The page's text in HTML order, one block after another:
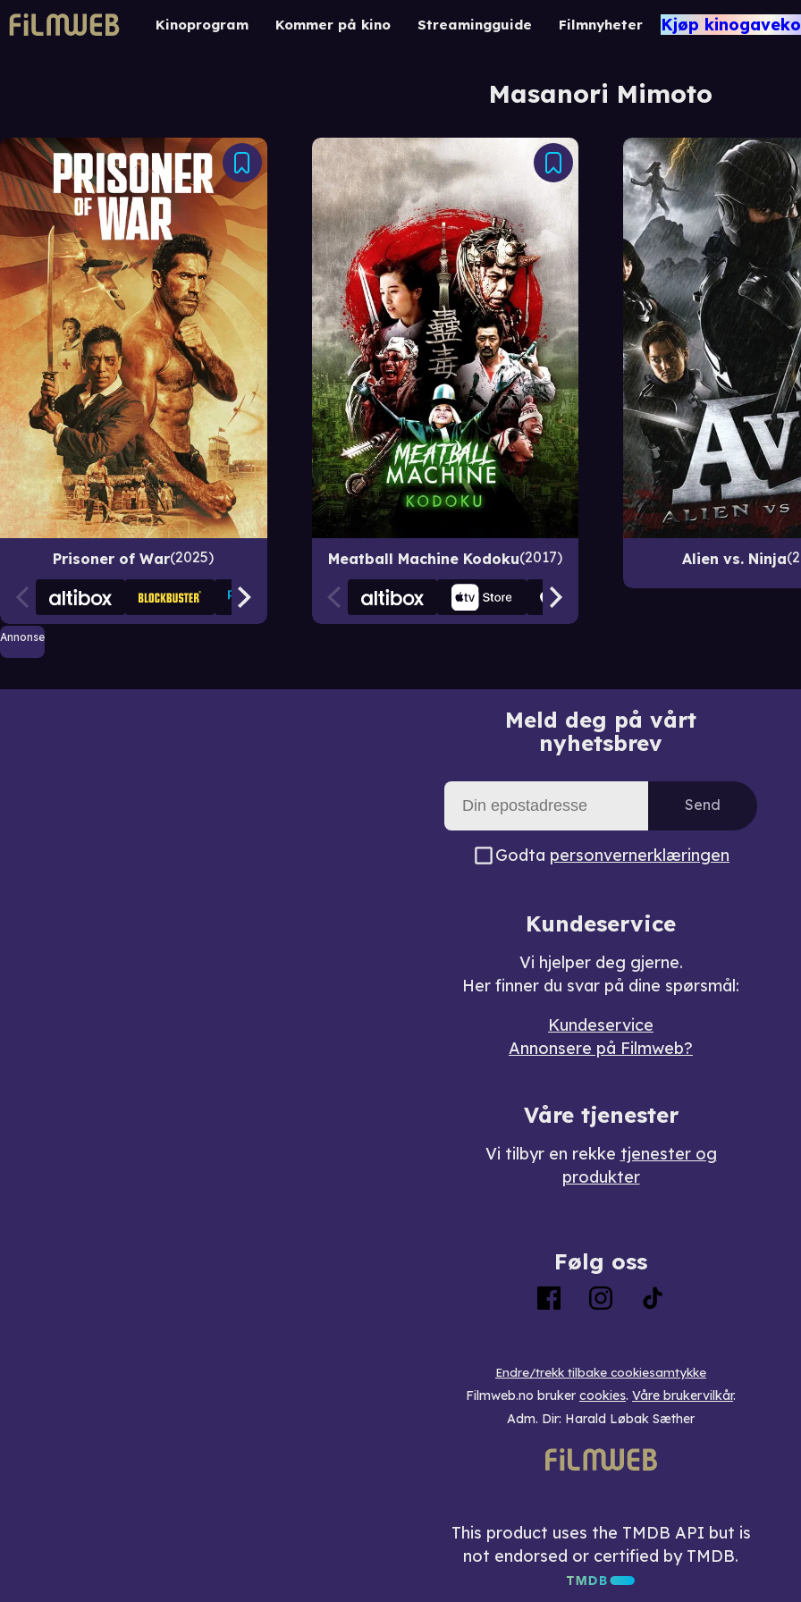
Kinoprogram Kommer på kino Streamingguide Filmnyheter Kjøp
Masanori Mimoto
Prisoner of War 2025 Meatball Machine Kodoku 2017 Alien vs. Ninja
Annonse
Meld deg på vårt
nyhetsbrev
Send
Godta personvernerklæringen
Kundeservice
Vi hjelper deg gjerne.
Her finner du svar på dine spørsmål:
Kundeservice
Annonsere på Filmweb?
Våre tjenester
Vi tilbyr en rekke tjenester og
produkter
Følg oss
Endre/trekk tilbake cookiesamtykke
Filmweb.no bruker cookies. Våre brukervilkår.
Adm. Dir: Harald Løbak Sæther
This product uses the TMDB API but is
not endorsed or certified by TMDB.